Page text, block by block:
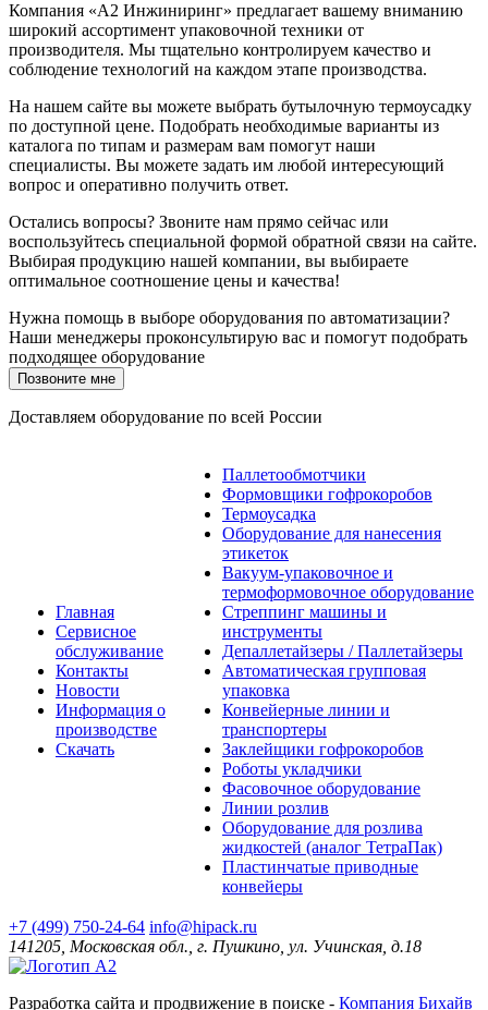
Компания «А2 Инжиниринг» предлагает вашему вниманию
широкий ассортимент упаковочной техники от
производителя. Мы тщательно контролируем качество и
соблюдение технологий на каждом этапе производства.
На нашем сайте вы можете выбрать бутылочную термоусадку
по доступной цене. Подобрать необходимые варианты из
каталога по типам и размерам вам помогут наши
специалисты. Вы можете задать им любой интересующий
вопрос и оперативно получить ответ.
Остались вопросы? Звоните нам прямо сейчас или
воспользуйтесь специальной формой обратной связи на сайте.
Выбирая продукцию нашей компании, вы выбираете
оптимальное соотношение цены и качества!
Нужна помощь в выборе оборудования по автоматизации?
Наши менеджеры проконсультирую вас и помогут подобрать
подходящее оборудование
Позвоните мне
Доставляем оборудование по всей России
Главная
Сервисное
обслуживание
Контакты
Новости
Информация о
производстве
Скачать
Паллетообмотчики
Формовщики гофрокоробов
Термоусадка
Оборудование для нанесения
этикеток
Вакуум-упаковочное и
термоформовочное оборудование
Стреппинг машины и
инструменты
Депаллетайзеры / Паллетайзеры
Автоматическая групповая
упаковка
Конвейерные линии и
транспортеры
Заклейщики гофрокоробов
Роботы укладчики
Фасовочное оборудование
Линии розлив
Оборудование для розлива
жидкостей (аналог ТетраПак)
Пластинчатые приводные
конвейеры
+7 (499) 750-24-64 info@hipack.ru
141205, Московская обл., г. Пушкино, ул. Учинская, д.18
Разработка сайта и продвижение в поиске - Компания Бихайв